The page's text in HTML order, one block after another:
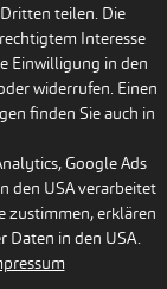
teilen. Die
Interesse
Einwilligung in den
widerrufen. Einen
finden Sie auch in
Google Ads
den USA verarbeitet
zustimmen, erklären
Daten in den USA.